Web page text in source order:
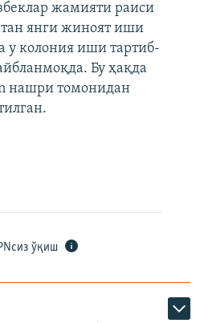
жамияти раиси
янги жиноят иши
у колония иши тартиб-
Бу ҳақда
нашри томонидан
ўқиш